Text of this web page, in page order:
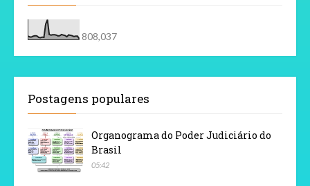
808,037
Postagens populares
Organograma do Poder Judiciário do
Brasil
05:42